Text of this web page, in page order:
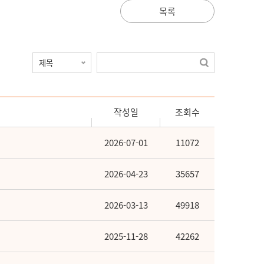
목록
작성일 조회수
2026-07-01 11072
2026-04-23 35657
2026-03-13 49918
2025-11-28 42262